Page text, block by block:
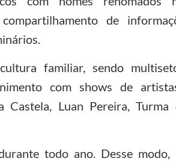
de
familiar, sendo
com shows de
Castela, Luan Pereira,
todo ano. Desse modo,